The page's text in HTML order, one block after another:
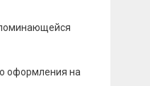
оформления на